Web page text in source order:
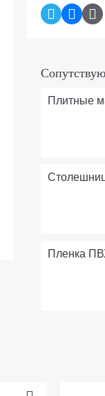
Плитные
Пленка